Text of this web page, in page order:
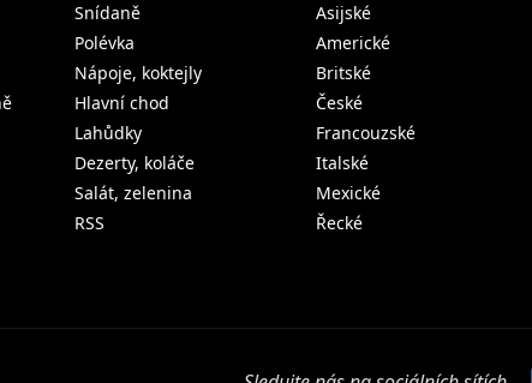
Snídaně
Polévka
Nápoje, koktejly
Hlavní chod
Lahůdky
Dezerty, koláče
Salát, zelenina
RSS
Asijské
Americké
Britské
České
Francouzské
Italské
Mexické
Řecké